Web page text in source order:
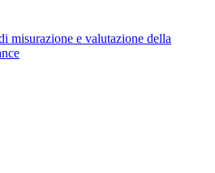
misurazione e valutazione della